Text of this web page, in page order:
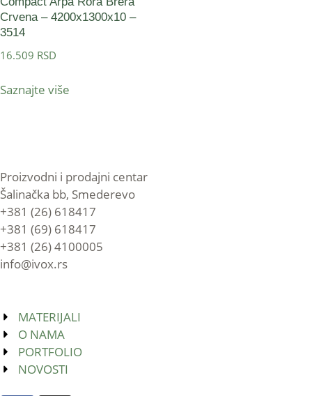
Crvena – 4200x1300x10 –
3514
16.509 RSD
Saznajte više
Proizvodni i prodajni centar
Šalinačka bb, Smederevo
+381 (26) 618417
+381 (69) 618417
+381 (26) 4100005
info@ivox.rs
MATERIJALI
O NAMA
PORTFOLIO
NOVOSTI